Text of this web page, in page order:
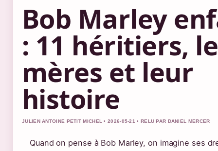
Bob Marley
: 11 héritiers,
mères et leur
histoire
JULIEN ANTOINE PETIT MICHEL • 2026-05-21 • RELU PAR DANIEL MERCER
Quand on pense à Bob Marley, on imagine ses